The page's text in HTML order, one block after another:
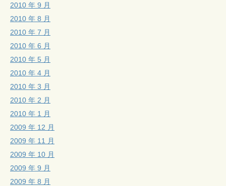
2010 年 9 月
2010 年 8 月
2010 年 7 月
2010 年 6 月
2010 年 5 月
2010 年 4 月
2010 年 3 月
2010 年 2 月
2010 年 1 月
2009 年 12 月
2009 年 11 月
2009 年 10 月
2009 年 9 月
2009 年 8 月